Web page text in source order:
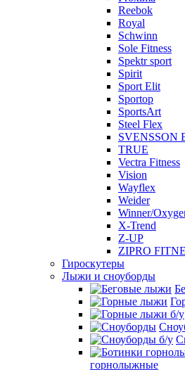
Reebok
Royal
Schwinn
Sole Fitness
Spektr sport
Spirit
Sport Elit
Sportop
SportsArt
Steel Flex
SVENSSON
TRUE
Vectra Fitness
Vision
Wayflex
Weider
Winner/
X-Trend
Z-UP
ZIPRO
Гироскутеры
Лыжи и сноуборды
горнолыжные